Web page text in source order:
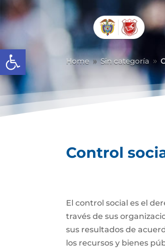
Abrir barra de herramientas
Home 9 Sin categoría 9
Control
El control social es el
través de sus
sus resultados de
los recursos y bienes